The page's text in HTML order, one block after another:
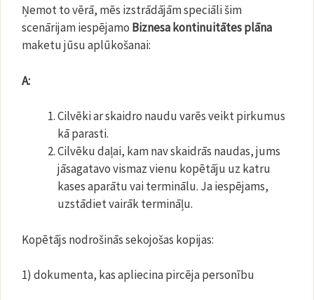
Ņemot to vērā, mēs izstrādājām speciāli šim
scenārijam iespējamo Biznesa kontinuitātes plāna
maketu jūsu aplūkošanai:
A:
Cilvēki ar skaidro naudu varēs veikt pirkumus
kā parasti.
Cilvēku daļai, kam nav skaidrās naudas, jums
jāsagatavo vismaz vienu kopētāju uz katru
kases aparātu vai terminālu. Ja iespējams,
uzstādiet vairāk termināļu.
Kopētājs nodrošinās sekojošas kopijas:
1) dokumenta, kas apliecina pircēja personību